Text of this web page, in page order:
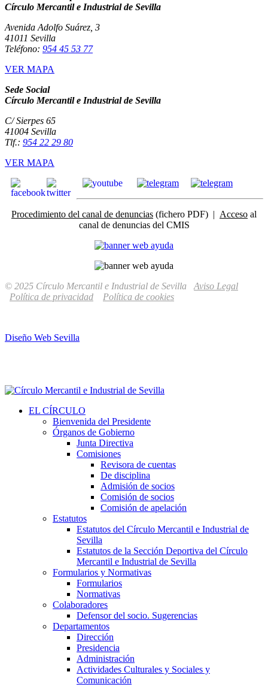
Círculo Mercantil e Industrial de Sevilla
Avenida Adolfo Suárez, 3
41011 Sevilla
Teléfono: 954 45 53 77
VER MAPA
Sede Social
Círculo Mercantil e Industrial de Sevilla
C/ Sierpes 65
41004 Sevilla
Tlf.: 954 22 29 80
VER MAPA
Procedimiento del canal de denuncias (fichero PDF) | Acceso al
canal de denuncias del CMIS
© 2025 Círculo Mercantil e Industrial de Sevilla Aviso Legal
Política de privacidad
Política de cookies
Diseño Web Sevilla
EL CÍRCULO
Bienvenida del Presidente
Órganos de Gobierno
Junta Directiva
Comisiones
Revisora de cuentas
De disciplina
Admisión de socios
Comisión de socios
Comisión de apelación
Estatutos
Estatutos del Círculo Mercantil e Industrial de
Sevilla
Estatutos de la Sección Deportiva del Círculo
Mercantil e Industrial de Sevilla
Formularios y Normativas
Formularios
Normativas
Colaboradores
Defensor del socio. Sugerencias
Departamentos
Dirección
Presidencia
Administración
Actividades Culturales y Sociales y
Comunicación